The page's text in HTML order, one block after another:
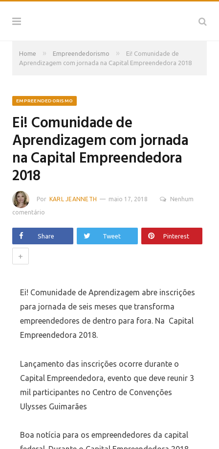
Home » Empreendedorismo »
Ei! Comunidade de
Aprendizagem com jornada na Capital Empreendedora 2018
EMPREENDEDORISMO
Ei! Comunidade de
Aprendizagem com jornada
na Capital Empreendedora
2018
Por KARL JEANNETH maio 17, 2018 Nenhum
comentário
Share Tweet Pinterest
+
Ei! Comunidade de Aprendizagem abre inscrições
para jornada de seis meses que transforma
empreendedores de dentro para fora. Na Capital
Empreendedora 2018.
Lançamento das inscrições ocorre durante o
Capital Empreendedora, evento que deve reunir 3
mil participantes no Centro de Convenções
Ulysses Guimarães
Boa notícia para os empreendedores da capital